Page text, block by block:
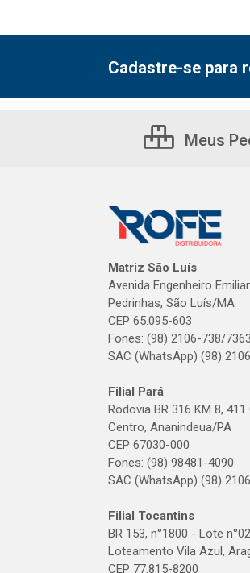
Cadastre-se para
Meus
Matriz São Luís
Avenida Engenheiro
Pedrinhas, São Luís/MA
CEP 65.095-603
Fones: (98) 2106-738/7363
SAC (WhatsApp) (98)
Filial Pará
Rodovia BR 316 KM 8, 411
Centro, Ananindeua/PA
CEP 67030-000
Fones: (98) 98481-4090
SAC (WhatsApp) (98)
Filial Tocantins
BR 153, n°1800 - Lote
Loteamento Vila Azul,
CEP 77.815-8200